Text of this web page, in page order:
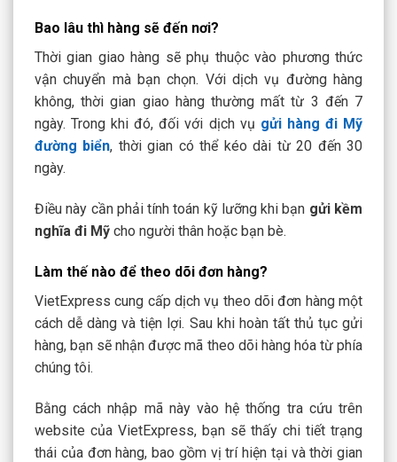
Bao lâu thì hàng sẽ đến nơi?
Thời gian giao hàng sẽ phụ thuộc vào phương thức
vận chuyển mà bạn chọn. Với dịch vụ đường hàng
không, thời gian giao hàng thường mất từ 3 đến 7
ngày. Trong khi đó, đối với dịch vụ gửi hàng đi Mỹ
đường biển, thời gian có thể kéo dài từ 20 đến 30
ngày.
Điều này cần phải tính toán kỹ lưỡng khi bạn gửi kềm
nghĩa đi Mỹ cho người thân hoặc bạn bè.
Làm thế nào để theo dõi đơn hàng?
VietExpress cung cấp dịch vụ theo dõi đơn hàng một
cách dễ dàng và tiện lợi. Sau khi hoàn tất thủ tục gửi
hàng, bạn sẽ nhận được mã theo dõi hàng hóa từ phía
chúng tôi.
Bằng cách nhập mã này vào hệ thống tra cứu trên
website của VietExpress, bạn sẽ thấy chi tiết trạng
thái của đơn hàng, bao gồm vị trí hiện tại và thời gian